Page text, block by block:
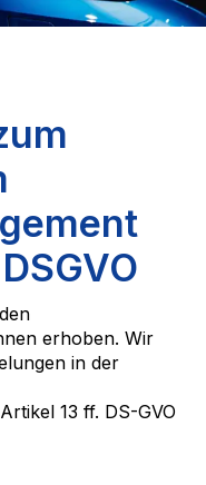
DSGVO
erhoben. Wir
in der
13 ff. DS-GVO